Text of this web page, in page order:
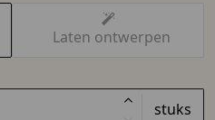
Laten ontwerpen
stuks